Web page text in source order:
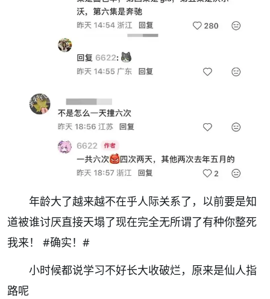
年龄大了越来越不在乎人际关系了，以前要是知
道被谁讨厌直接天塌了现在完全无所谓了有种你整死
我来！ #确实！#
小时候都说学习不好长大收破烂，原来是仙人指
路呢